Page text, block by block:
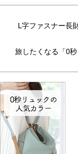
L字ファスナー長
旅したくなる「0